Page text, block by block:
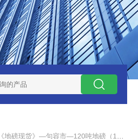
装一台16米100吨地磅多少钱？
《地磅现货》—句容市—120吨地磅（15米）